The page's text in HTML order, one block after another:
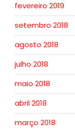
fevereiro 2019
setembro 2018
agosto 2018
julho 2018
maio 2018
abril 2018
março 2018